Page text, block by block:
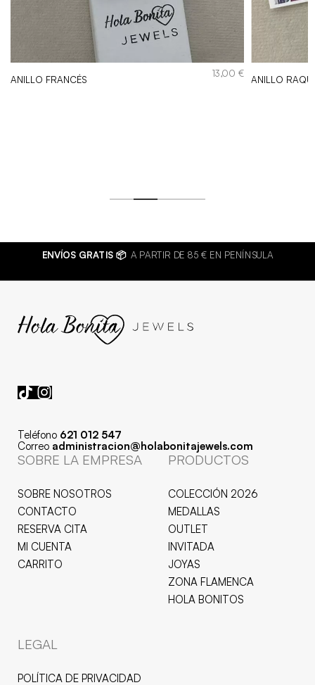
ANILLO FRANCÉS
13,00€
ANILLO
ENVÍOS GRATIS 📦 A PARTIR DE 85 € EN PENÍNSULA
Teléfono 621 012 547
Correo administracion@holabonitajewels.com
SOBRE LA EMPRESA
SOBRE NOSOTROS
CONTACTO
RESERVA CITA
MI CUENTA
CARRITO
PRODUCTOS
COLECCIÓN 2026
MEDALLAS
OUTLET
INVITADA
JOYAS
ZONA FLAMENCA
HOLA BONITOS
LEGAL
POLÍTICA DE PRIVACIDAD